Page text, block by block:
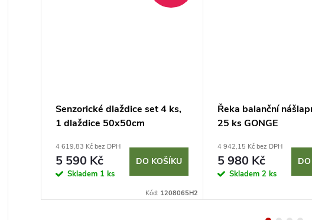
Senzorické dlaždice set 4 ks,
1 dlaždice 50x50cm
4 619,83 Kč bez DPH
5 590 Kč
Skladem 1 ks
DO KOŠÍKU
Kód: 1208065H2
Řeka balanční
25 ks GONGE
4 942,15 Kč bez DPH
5 980 Kč
Skladem 2 ks